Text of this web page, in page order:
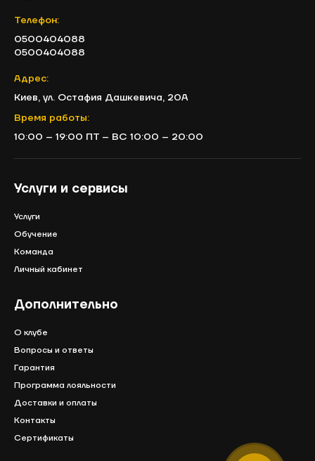
Телефон:
0500404088
0500404088
Адрес:
Киев, ул. Остафия Дашкевича, 20А
Время работы:
10:00 – 19:00 ПТ – ВС 10:00 – 20:00
Услуги и сервисы
Услуги
Обучение
Команда
Личный кабинет
Дополнительно
О клубе
Вопросы и ответы
Гарантия
Программа лояльности
Доставки и оплаты
Контакты
Сертификаты